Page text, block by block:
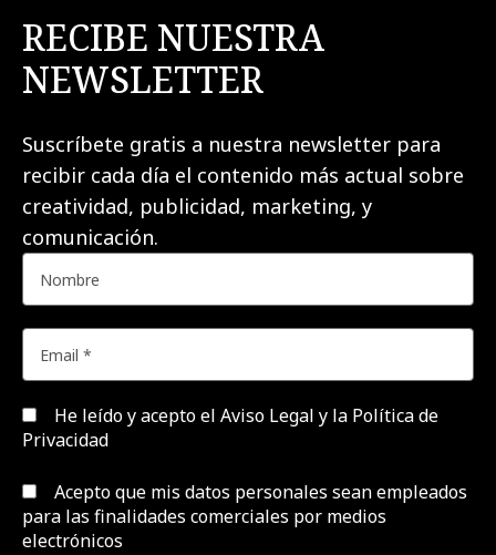
RECIBE NUESTRA
NEWSLETTER
Suscríbete gratis a nuestra newsletter para
recibir cada día el contenido más actual sobre
creatividad, publicidad, marketing, y
comunicación.
He leído y acepto el Aviso Legal y la Política de
Privacidad
Acepto que mis datos personales sean empleados
para las finalidades comerciales por medios
electrónicos